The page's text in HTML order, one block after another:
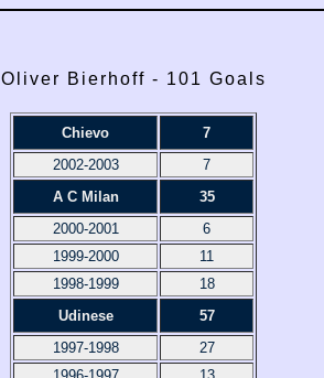
Oliver Bierhoff - 101 Goals
Chievo
7
2002-2003
7
A C Milan
35
2000-2001
6
1999-2000
11
1998-1999
18
Udinese
57
1997-1998
27